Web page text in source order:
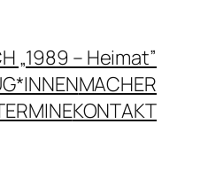
„1989 – Heimat”
MACHER
KONTAKT